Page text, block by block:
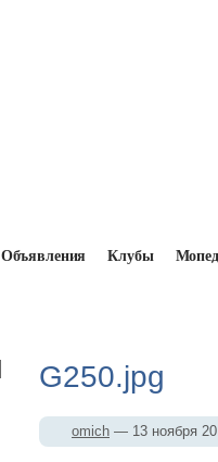
Объявления Клубы
G250.jpg
omich — 13 ноября